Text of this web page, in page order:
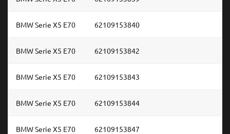
BMW Serie X5 E70 62109153840
BMW Serie X5 E70 62109153842
BMW Serie X5 E70 62109153843
BMW Serie X5 E70 62109153844
BMW Serie X5 E70 62109153847